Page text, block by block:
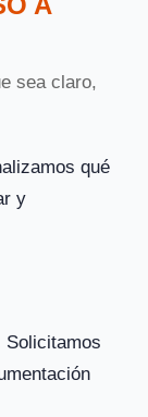
sea claro,
qué
y
Solicitamos